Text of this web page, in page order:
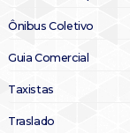
Ônibus Coletivo
Guia Comercial
Taxistas
Traslado